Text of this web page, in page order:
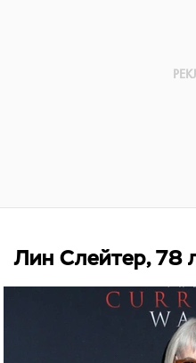
Лин Слейтер, 78